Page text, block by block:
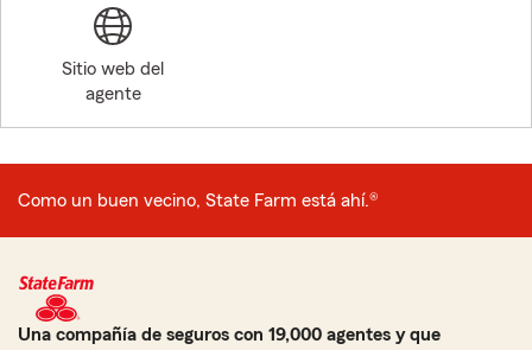
Sitio web del
agente
Como un buen vecino, State Farm está ahí.®
Una compañía de seguros con 19,000 agentes y que